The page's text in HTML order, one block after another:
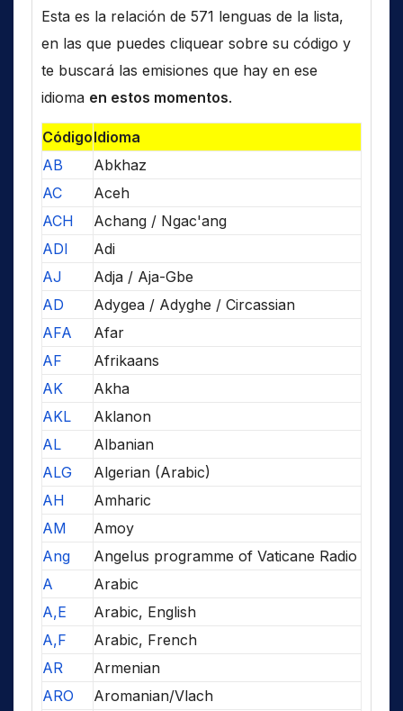
Esta es la relación de 571 lenguas de la lista,
en las que puedes cliquear sobre su código y
te buscará las emisiones que hay en ese
idioma en estos momentos.
CódigoIdioma
AB
Abkhaz
AC
Aceh
ACH
Achang / Ngac'ang
ADI
Adi
AJ
Adja / Aja-Gbe
AD
Adygea / Adyghe / Circassian
AFA
Afar
AF
Afrikaans
AK
Akha
AKL
Aklanon
AL
Albanian
ALG
Algerian (Arabic)
AH
Amharic
AM
Amoy
Ang
Angelus programme of Vaticane Radio
A
Arabic
A,E
Arabic, English
A,F
Arabic, French
AR
Armenian
ARO
Aromanian/Vlach